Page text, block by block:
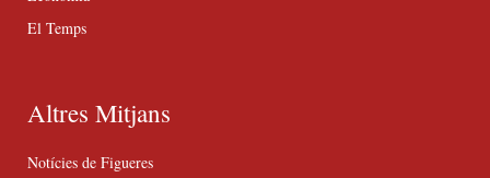
El Temps
Altres Mitjans
Notícies de Figueres